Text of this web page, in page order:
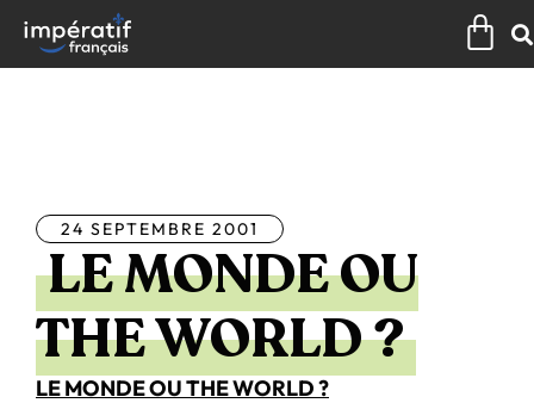
contenu
24 SEPTEMBRE 2001
LE MONDE OU
THE WORLD ?
LE MONDE OU THE WORLD ?